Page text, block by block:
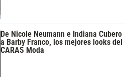
De Nicole Neumann e Indiana Cubero
a Barby Franco, los mejores looks del
CARAS Moda